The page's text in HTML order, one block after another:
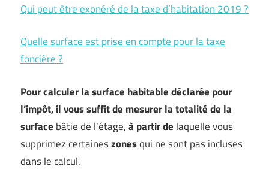
Qui peut être exonéré de la taxe d’habitation 2019 ?
Quelle surface est prise en compte pour la taxe
foncière ?
Pour calculer lasurface habitabledéclarée pour
l’impôt, il vous suffit de mesurer la totalité de la
surface bâtie de l’étage,à partir de laquelle vous
supprimez certaineszonesqui ne sont pas incluses
dans le calcul.